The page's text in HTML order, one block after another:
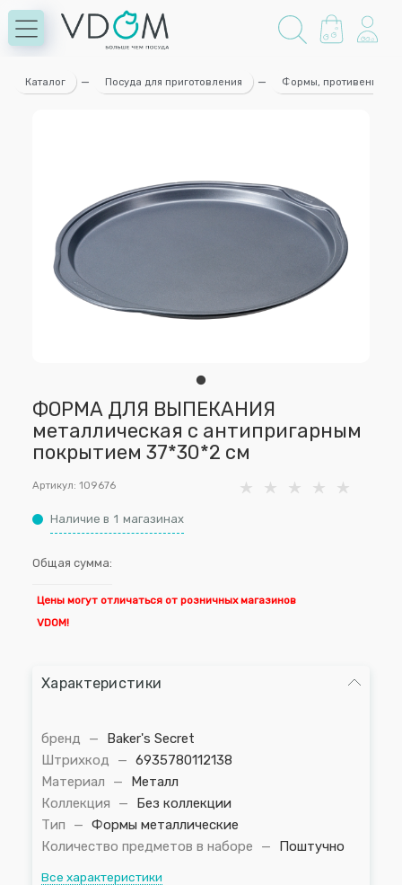
Каталог — Посуда для приготовления — Формы, противени для
ФОРМА ДЛЯ ВЫПЕКАНИЯ
металлическая с антипригарным
покрытием 37*30*2 см
Артикул: 109676
Наличие в 1 магазинах
Общая сумма:
Цены могут отличаться от розничных магазинов
VDOM!
Характеристики
бренд —
Baker's Secret
Штрихкод
— 6935780112138
Материал
—
Металл
Коллекция
—
Без коллекции
Тип
— Формы металлические
Количество предметов в наборе
— Поштучно
Все характеристики